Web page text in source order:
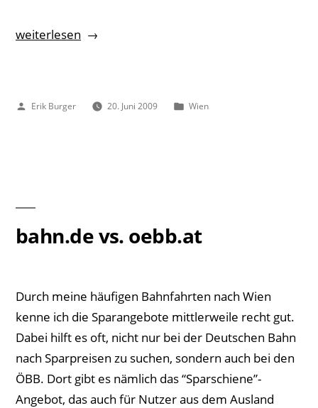
„Mein
in
weiterlesen
Veröffentlicht
Erik Burger 20. Juni 2009
Veröffentlicht
Wien
bahn.de vs. oebb.at
Durch meine häufigen Bahnfahrten nach Wien
kenne ich die Sparangebote mittlerweile recht gut.
Dabei hilft es oft, nicht nur bei der Deutschen Bahn
nach Sparpreisen zu suchen, sondern auch bei den
ÖBB. Dort gibt es nämlich das “Sparschiene”-
Angebot, das auch für Nutzer aus dem Ausland